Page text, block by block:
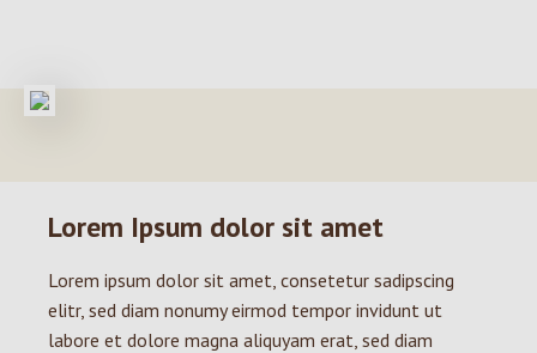
Lorem Ipsum dolor sit amet
Lorem ipsum dolor sit amet, consetetur sadipscing
elitr, sed diam nonumy eirmod tempor invidunt ut
labore et dolore magna aliquyam erat, sed diam